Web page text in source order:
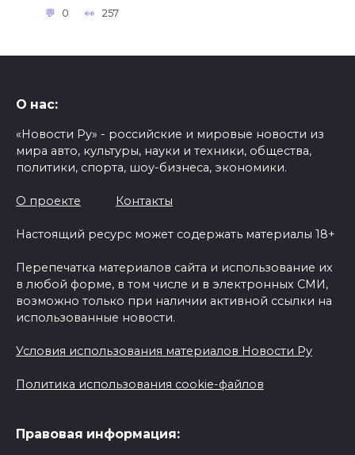
0 257
О нас:
«Новости Ру» - российские и мировые новости из
мира авто, культуры, науки и техники, общества,
политики, спорта, шоу-бизнеса, экономики.
О проекте Контакты
Настоящий ресурс может содержать материалы 18+
Перепечатка материалов сайта и использование их
в любой форме, в том числе и в электронных СМИ,
возможно только при наличии активной ссылки на
использованные новости.
Условия использования материалов Новости Ру
Политика использования cookie-файлов
Правовая информация: